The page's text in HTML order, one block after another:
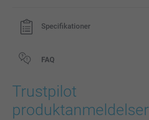
Specifikationer
FAQ
Trustpilot
produktanmeldelser